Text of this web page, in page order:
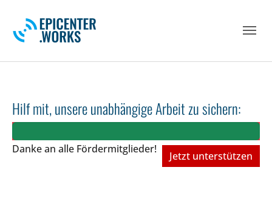
Hilf mit, unsere unabhängige Arbeit zu sichern:
Danke an alle Fördermitglieder!
Jetzt unterstützen